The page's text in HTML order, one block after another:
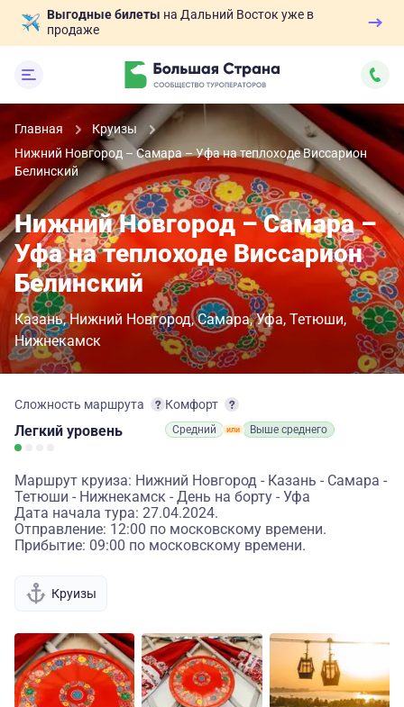
Выгодные билеты на Дальний Восток уже в
продаже
Главная
Круизы
Нижний Новгород – Самара – Уфа на теплоходе Виссарион
Белинский
Нижний Новгород – Самара –
Уфа на теплоходе Виссарион
Белинский
Казань Нижний Новгород Самара Уфа Тетюши
Нижнекамск
Сложность маршрута
Легкий уровень
Комфорт
Средний Выше среднего
Маршрут круиза: Нижний Новгород - Казань - Самара -
Тетюши - Нижнекамск - День на борту - Уфа
Дата начала тура: 27.04.2024.
Отправление: 12:00 по московскому времени.
Прибытие: 09:00 по московскому времени.
Круизы